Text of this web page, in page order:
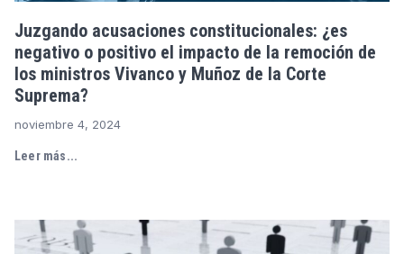
Juzgando acusaciones constitucionales: ¿es
negativo o positivo el impacto de la remoción de
los ministros Vivanco y Muñoz de la Corte
Suprema?
noviembre 4, 2024
Leer más...